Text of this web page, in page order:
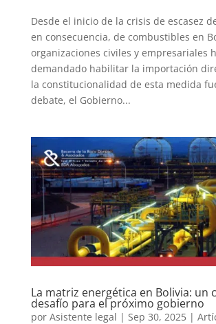
Desde el inicio de la crisis de escasez
en consecuencia, de combustibles en
organizaciones civiles y empresariales
demandado habilitar la importación
la constitucionalidad de esta medida
debate, el Gobierno...
La matriz energética en Bolivia: un
desafío para el próximo gobierno
por Asistente legal | Sep 30, 2025|